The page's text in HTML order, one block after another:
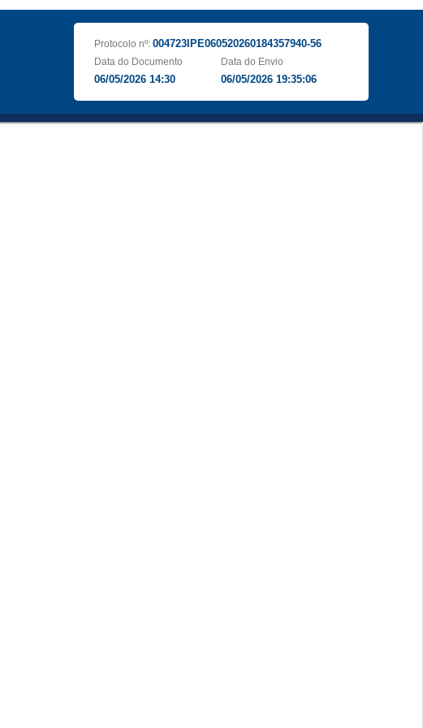
Protocolo nº: 004723IPE060520260184357940-56
Data do Documento
06/05/2026 14:30
Data do Envio
06/05/2026 19:35:06